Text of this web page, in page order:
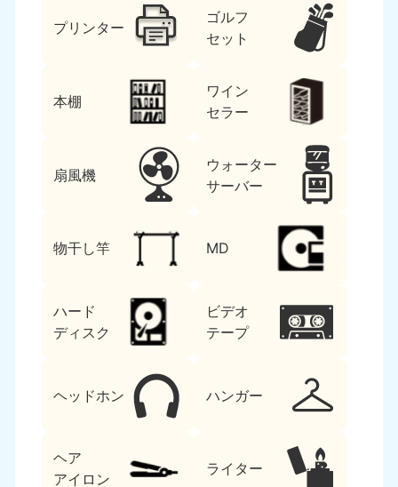
プリンター
ゴルフ
セット
本棚
ワイン
セラー
扇風機
ウォーター
サーバー
物干し竿 MD
ハード
ディスク
ビデオ
テープ
ヘッドホン ハンガー
ヘア
アイロン
ライター